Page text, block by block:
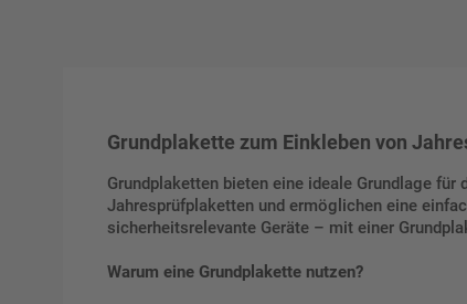
Grundplakette zum Einkleben von
Grundplaketten bieten eine ideale Grundlage
Jahresprüfplaketten und ermöglichen eine
sicherheitsrelevante Geräte – mit einer
Warum eine Grundplakette nutzen?